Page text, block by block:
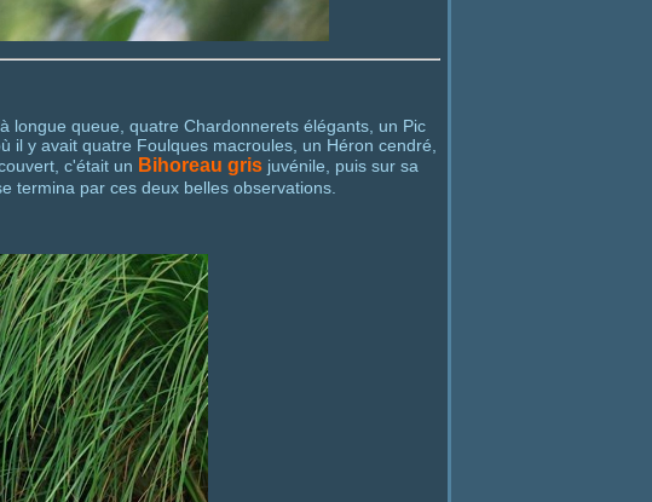
longue queue, quatre Chardonnerets élégants, un Pic
y avait quatre Foulques macroules, un Héron cendré,
c'était un Bihoreau grisjuvénile, puis sur sa
termina par ces deux belles observations.